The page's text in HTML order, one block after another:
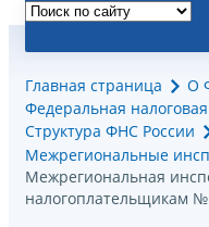
Главная страница
О
Федеральная
Структура ФНС России
Межрегиональные
Межрегиональная
налогоплательщикам